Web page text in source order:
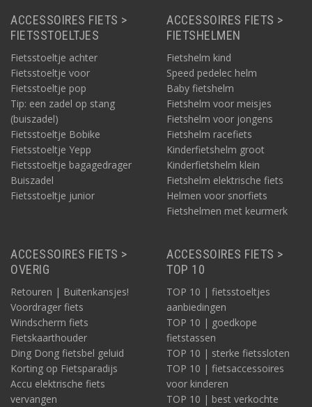
ACCESSOIRES FIETS >
FIETSSTOELTJES
Fietsstoeltje achter
Fietsstoeltje voor
Fietsstoeltje pop
Tip: een zadel op stang
(buiszadel)
Fietsstoeltje Bobike
Fietsstoeltje Yepp
Fietsstoeltje bagagedrager
Buiszadel
Fietsstoeltje junior
ACCESSOIRES FIETS >
FIETSHELMEN
Fietshelm kind
Speed pedelec helm
Baby fietshelm
Fietshelm voor meisjes
Fietshelm voor jongens
Fietshelm racefiets
Kinderfietshelm groot
Kinderfietshelm klein
Fietshelm elektrische fiets
Helmen voor snorfiets
Fietshelmen met keurmerk
ACCESSOIRES FIETS >
OVERIG
Retouren | Buitenkansjes!
Voordrager fiets
Windscherm fiets
Fietskaarthouder
Ding Dong fietsbel geluid
Korting op Fietsparadijs
Accu elektrische fiets
vervangen
ACCESSOIRES FIETS >
TOP 10
TOP 10 | fietsstoeltjes
aanbiedingen
TOP 10 | goedkope
fietstassen
TOP 10 | sterke fietssloten
TOP 10 | fietsaccessoires
voor kinderen
TOP 10 | best verkochte